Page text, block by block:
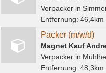
Verpackerin
Entfernung: 46,4km
Packer (m/w/d)
Magnet Kauf
Verpackerin
Entfernung: 48,3km